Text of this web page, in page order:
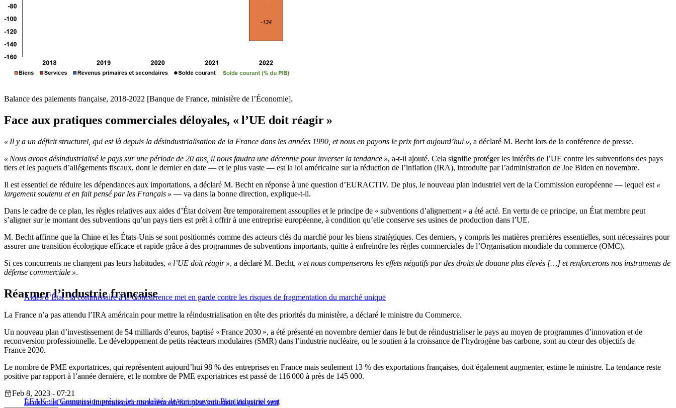
Balance des paiements française, 2018-2022 [Banque de France, ministère de l’Économie].
Face aux pratiques commerciales déloyales, « l’UE doit réagir »
« Il y a un déficit structurel, qui est là depuis la désindustrialisation de la France dans les années 1990, et nous en payons le prix fort aujourd’hui », a déclaré M. Becht lors de la conférence de presse.
« Nous avons désindustrialisé le pays sur une période de 20 ans, il nous faudra une décennie pour inverser la tendance », a-t-il ajouté. Cela signifie protéger les intérêts de l’UE contre les subventions des pays
tiers et les paquets d’allégements fiscaux, dont le dernier en date — et le plus vaste — est la loi américaine sur la réduction de l’inflation (IRA), introduite par l’administration de Joe Biden en novembre.
Il est essentiel de réduire les dépendances aux importations, a déclaré M. Becht en réponse à une question d’EURACTIV. De plus, le nouveau plan industriel vert de la Commission européenne — lequel est «
largement soutenu et en fait pensé par les Français » — va dans la bonne direction, explique-t-il.
Dans le cadre de ce plan, les règles relatives aux aides d’État doivent être temporairement assouplies et le principe de « subventions d’alignement » a été acté. En vertu de ce principe, un État membre peut
s’aligner sur le montant des subventions qu’un pays tiers est prêt à offrir à une entreprise européenne, à condition qu’elle conserve ses usines de production dans l’UE.
M. Becht affirme que la Chine et les États-Unis se sont positionnés comme des acteurs clés du marché pour les biens stratégiques. Ces derniers, y compris les matières premières essentielles, sont nécessaires pour
assurer une transition écologique efficace et rapide grâce à des programmes de subventions importants, quitte à enfreindre les règles commerciales de l’Organisation mondiale du commerce (OMC).
Si ces concurrents ne changent pas leurs habitudes, « l’UE doit réagir », a déclaré M. Becht, « et nous compenserons les effets négatifs par des droits de douane plus élevés […] et renforcerons nos instruments de
défense commerciale ».
Aides d’État : la commissaire à la Concurrence met en garde contre les risques de fragmentation du marché unique
Réarmer l’industrie française
La France n’a pas attendu l’IRA américain pour mettre la réindustrialisation en tête des priorités du ministère, a déclaré le ministre du Commerce.
Un nouveau plan d’investissement de 54 milliards d’euros, baptisé « France 2030 », a été présenté en novembre dernier dans le but de réindustrialiser le pays au moyen de programmes d’innovation et de
reconversion professionnelle. Le développement de petits réacteurs modulaires (SMR) dans l’industrie nucléaire, ou le soutien à la croissance de l’hydrogène bas carbone, sont au cœur des objectifs de
France 2030.
Le nombre de PME exportatrices, qui représentent aujourd’hui 98 % des entreprises en France mais seulement 13 % des exportations françaises, doit également augmenter, estime le ministre. La tendance reste
positive par rapport à l’année dernière, et le nombre de PME exportatrices est passé de 116 000 à près de 145 000.
LEAK : la Commission précise les modalités de son nouveau Plan industriel vert
Feb 8, 2023 - 07:21
ÉconomieCommerce Internationalconcurrencedéficitplan industriel du pacte vert